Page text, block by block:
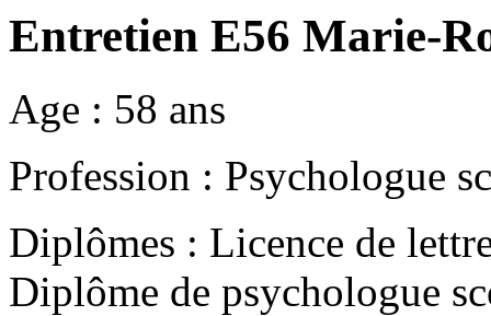
Entretien E56 Marie-
Age : 58 ans
Profession : Psychologue
Diplômes : Licence de
Diplôme de psychologue